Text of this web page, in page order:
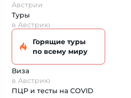
Австрии
Туры
в Австрию
Горящие туры
по всему миру
Виза
в Австрию
ПЦР и тесты на COVID